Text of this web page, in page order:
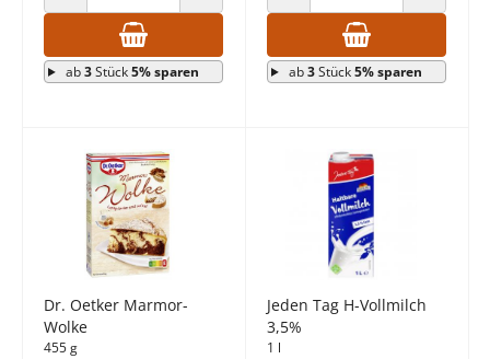
ANZAHL VERRINGERN ANZAHL ERHÖHEN
ab3Stück5% sparen
ANZAHL VERRINGERN ANZAHL
ab3Stück5% sparen
Dr. Oetker Marmor-
Wolke
455 g
Jeden Tag H-Vollmilch
3,5%
1 l